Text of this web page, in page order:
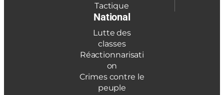
Tactique
National
Lutte des
classes
Réactionnarisati
on
Crimes contre le
peuple